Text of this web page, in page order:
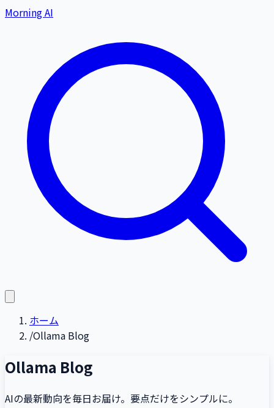
Morning AI
ホーム
/Ollama Blog
Ollama Blog
AIの最新動向を毎日お届け。要点だけをシンプルに。